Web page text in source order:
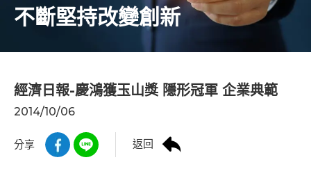
不斷堅持改變創新
經濟日報-慶鴻獲玉山獎 隱形冠軍 企業典範
2014/10/06
分享 返回